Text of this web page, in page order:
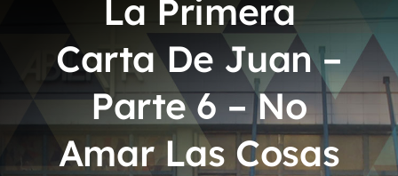
La Primera
Carta De Juan –
Parte 6 – No
Amar Las Cosas